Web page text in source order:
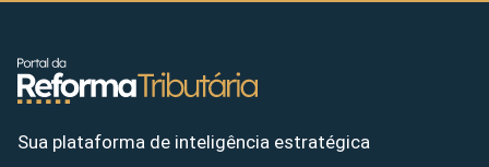
Sua plataforma de inteligência estratégica